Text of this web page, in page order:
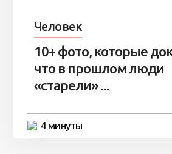
Человек
10+ фото, которые
что в прошлом люди
«старели» ...
4 минуты